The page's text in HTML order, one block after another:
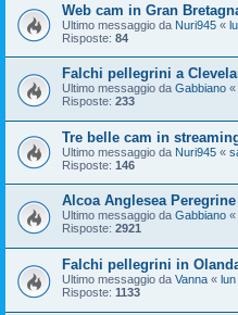
Web cam in Gran
Ultimo messaggio da Nuri945 «
Risposte: 84
Falchi pellegrini a
Ultimo messaggio da Gabbiano «
Risposte: 233
Tre belle cam in
Ultimo messaggio da Nuri945 «
Risposte: 146
Alcoa Anglesea
Ultimo messaggio da Gabbiano «
Risposte: 2921
Falchi pellegrini in
Ultimo messaggio da Vanna «
Risposte: 1133